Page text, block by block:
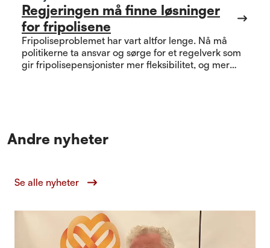
Regjeringen må finne løsninger
for fripolisene
Fripoliseproblemet har vart altfor lenge. Nå må
politikerne ta ansvar og sørge for et regelverk som
gir fripolisepensjonister mer fleksibilitet, og mer
Andre nyheter
Se alle nyheter